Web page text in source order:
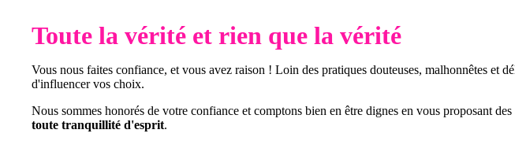
Toute la vérité et rien que la vérité
Vous nous faites confiance, et vous avez raison ! Loin des pratiques douteuses, malhonnêtes et
d'influencer vos choix.
Nous sommes honorés de votre confiance et comptons bien en être dignes en vous proposant des
toute tranquillité d'esprit.